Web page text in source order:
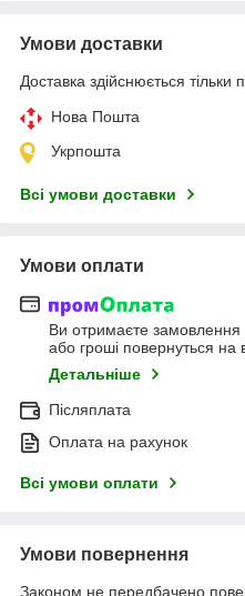
Умови доставки
Доставка здійснюється тільки
Нова Пошта
Укрпошта
Всі умови доставки
Умови оплати
Ви отримаєте замовлення
або гроші повернуться на
Детальніше
Післяплата
Оплата на рахунок
Всі умови оплати
Умови повернення
Законом не передбачено